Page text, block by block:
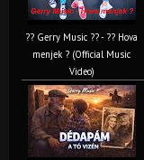
?? Gerry Music ?? - ?? Hova
menjek ? (Official Music
Video)